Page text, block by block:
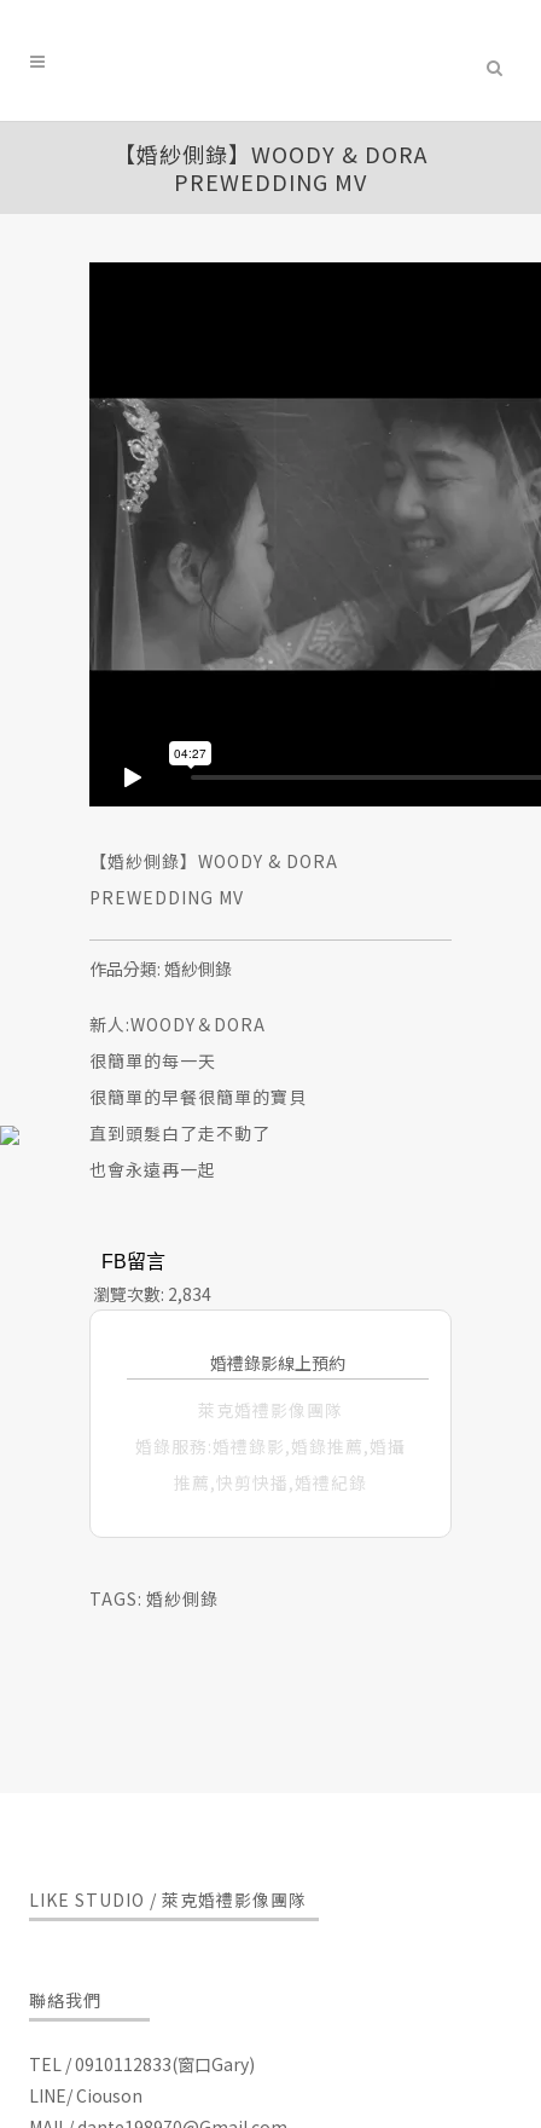
【婚紗側錄】WOODY & DORA
PREWEDDING MV
【婚紗側錄】WOODY & DORA
PREWEDDING MV
作品分類: 婚紗側錄
新人:WOODY＆DORA
很簡單的每一天
很簡單的早餐很簡單的寶貝
直到頭髮白了走不動了
也會永遠再一起
FB留言
瀏覽次數: 2,834
婚禮錄影線上預約
萊克婚禮影像團隊
婚錄服務:婚禮錄影,婚錄推薦,婚攝
推薦,快剪快播,婚禮紀錄
TAGS: 婚紗側錄
LIKE STUDIO / 萊克婚禮影像團隊
聯絡我們
TEL / 0910112833(窗口Gary)
LINE/ Ciouson